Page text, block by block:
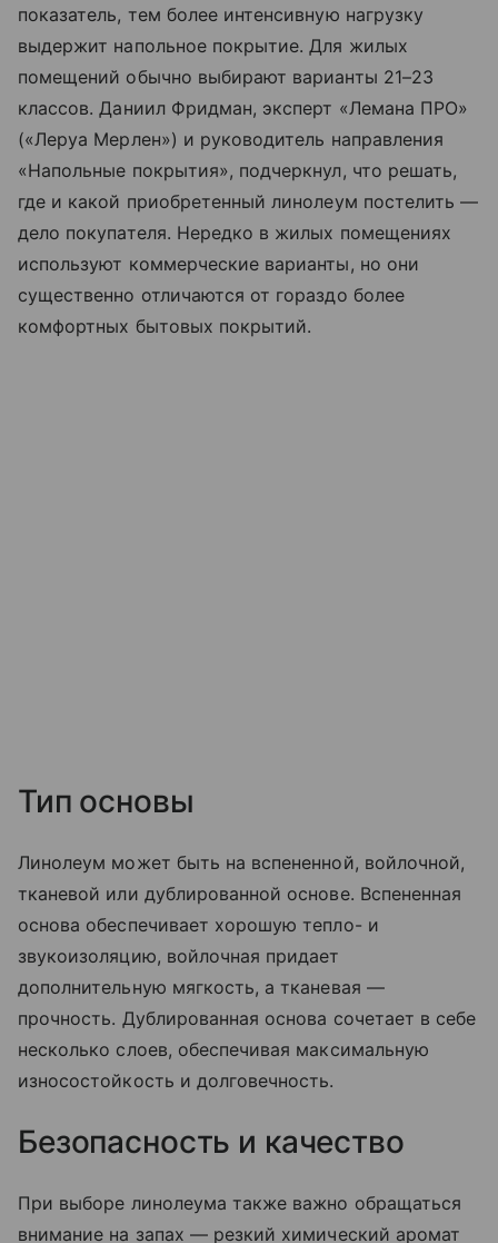
показатель, тем более интенсивную нагрузку
выдержит напольное покрытие. Для жилых
помещений обычно выбирают варианты 21–23
классов. Даниил Фридман, эксперт «Лемана ПРО»
(«Леруа Мерлен») и руководитель направления
«Напольные покрытия», подчеркнул, что решать,
где и какой приобретенный линолеум постелить —
дело покупателя. Нередко в жилых помещениях
используют коммерческие варианты, но они
существенно отличаются от гораздо более
комфортных бытовых покрытий.
Тип основы
Линолеум может быть на вспененной, войлочной,
тканевой или дублированной основе. Вспененная
основа обеспечивает хорошую тепло- и
звукоизоляцию, войлочная придает
дополнительную мягкость, а тканевая —
прочность. Дублированная основа сочетает в себе
несколько слоев, обеспечивая максимальную
износостойкость и долговечность.
Безопасность и качество
При выборе линолеума также важно обращаться
внимание на запах — резкий химический аромат